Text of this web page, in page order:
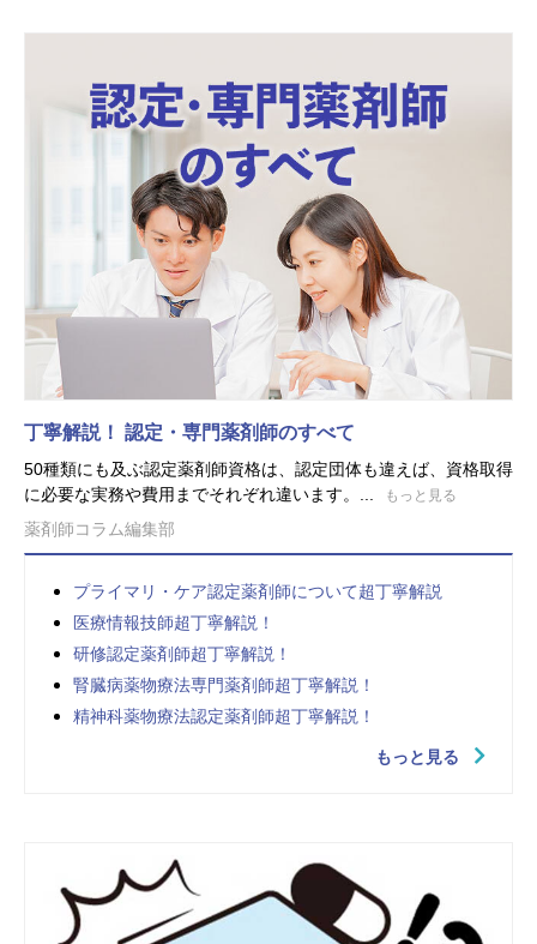
丁寧解説！ 認定・専門薬剤師のすべて
50種類にも及ぶ認定薬剤師資格は、認定団体も違えば、資格取得
に必要な実務や費用までそれぞれ違います。...
もっと見る
薬剤師コラム編集部
プライマリ・ケア認定薬剤師について超丁寧解説
医療情報技師超丁寧解説！
研修認定薬剤師超丁寧解説！
腎臓病薬物療法専門薬剤師超丁寧解説！
精神科薬物療法認定薬剤師超丁寧解説！
もっと見る